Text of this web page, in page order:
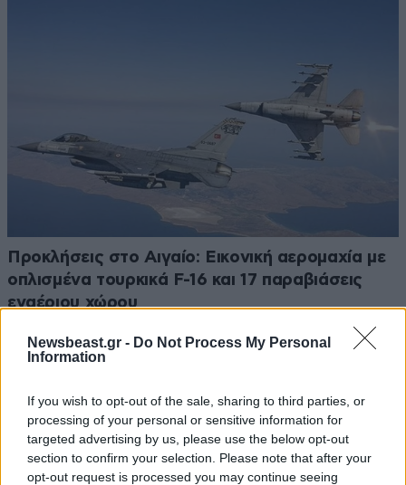
Newsbeast.gr - Do Not Process My Personal
Information
If you wish to opt-out of the sale, sharing to third parties, or
processing of your personal or sensitive information for
targeted advertising by us, please use the below opt-out
section to confirm your selection. Please note that after your
opt-out request is processed you may continue seeing
Προκλήσεις στο Αιγαίο: Εικονική αερομαχία με
οπλισμένα τουρκικά F-16 και 17 παραβιάσεις
εναέριου χώρου
Ακολουθήστε τοNEWSBEASTστοGoogle News
και μάθετε πρώτοι όλες τις ειδήσεις